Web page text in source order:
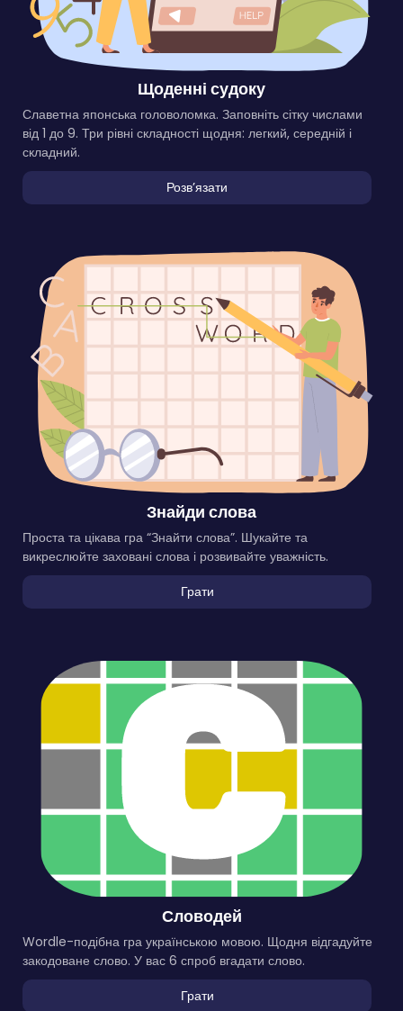
Щоденні судоку
Славетна японська головоломка. Заповніть сітку числами
від 1 до 9. Три рівні складності щодня: легкий, середній і
складний.
Розвʼязати
Знайди слова
Проста та цікава гра “Знайти слова”. Шукайте та
викреслюйте заховані слова і розвивайте уважність.
Грати
Словодей
Wordle-подібна гра українською мовою. Щодня відгадуйте
закодоване слово. У вас 6 спроб вгадати слово.
Грати